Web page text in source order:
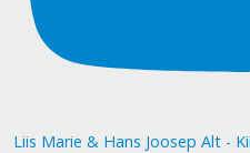
Liis Marie & Hans Joosep Alt -